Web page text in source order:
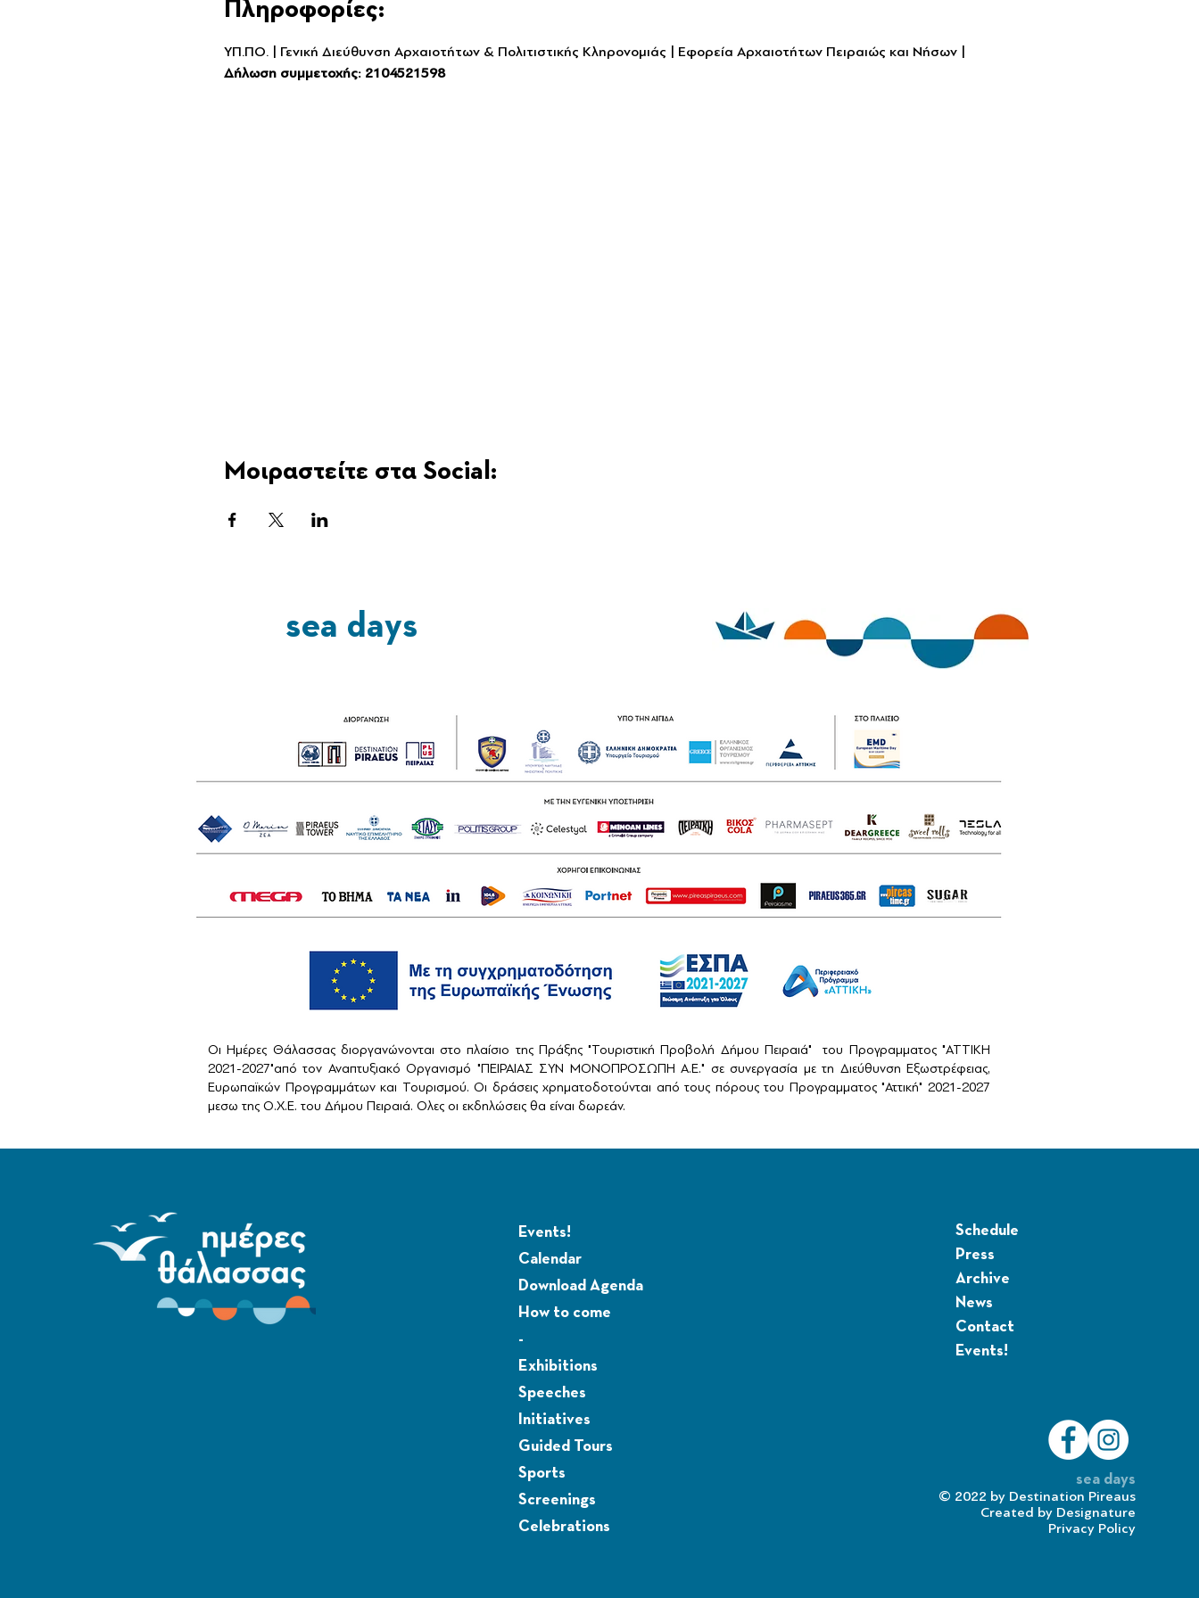
Πληροφορίες:
ΥΠ.ΠΟ. | Γενική Διεύθυνση Αρχαιοτήτων & Πολιτιστικής Κληρονομιάς | Εφορεία Αρχαιοτήτων Πειραιώς και Νήσων |
Δήλωση συμμετοχής: 2104521598
Μοιραστείτε στα Social:
sea days
Οι Ημέρες Θάλασσας διοργανώνονται στο πλαίσιο της Πράξης "Τουριστική Προβολή Δήμου Πειραιά" του Προγραμματος "ΑΤΤΙΚΗ
2021-2027"από τον Αναπτυξιακό Οργανισμό "ΠΕΙΡΑΙΑΣ ΣΥΝ ΜΟΝΟΠΡΟΣΩΠΗ Α.Ε." σε συνεργασία με τη Διεύθυνση Εξωστρέφειας,
Ευρωπαϊκών Προγραμμάτων και Τουρισμού. Οι δράσεις χρηματοδοτούνται από τους πόρους του Προγραμματος "Αττική" 2021-2027
μεσω της Ο.Χ.Ε. του Δήμου Πειραιά. Ολες οι εκδηλώσεις θα είναι δωρεάν.
Events!
Calendar
Download Agenda
How to come
-
Exhibitions
Speeches
Initiatives
Guided Tours
Sports
Screenings
Celebrations
Schedule
Press
Archive
News
Contact
Events!
sea days
© 2022 by Destination Pireaus
Created by Designature
Privacy Policy